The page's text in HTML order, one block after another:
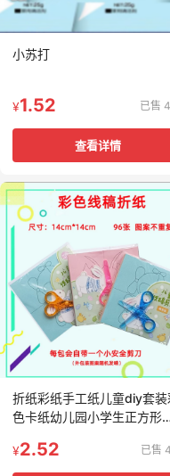
小苏打
¥1.52 已售
查看详情
折纸彩纸手工纸儿童diy套装
色卡纸幼儿园小学生正方形
¥2.52 已售